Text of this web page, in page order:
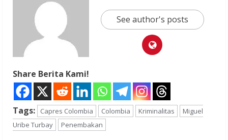
See author's posts
Share Berita Kami!
Tags: Capres Colombia Colombia Kriminalitas
Miguel
Uribe Turbay
Penembakan